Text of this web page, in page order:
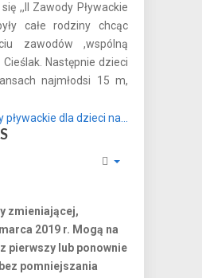
,,II Zawody Pływackie
całe rodziny chcąc
zawodów ,wspólną
Następnie dzieci
najmłodsi 15 m,
pływackie dla dzieci na...
zmieniającej,
2019 r. Mogą na
pierwszy lub ponownie
pomniejszania